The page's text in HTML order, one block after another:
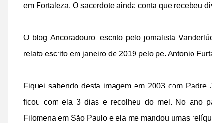
em Fortaleza. O sacerdote ainda conta que recebeu
O blog Ancoradouro, escrito pelo jornalista
relato escrito em janeiro de 2019 pelo pe. Antonio
Fiquei sabendo desta imagem em 2003 com
ficou com ela 3 dias e recolheu do mel. No ano
Filomena em São Paulo e ela me mandou umas